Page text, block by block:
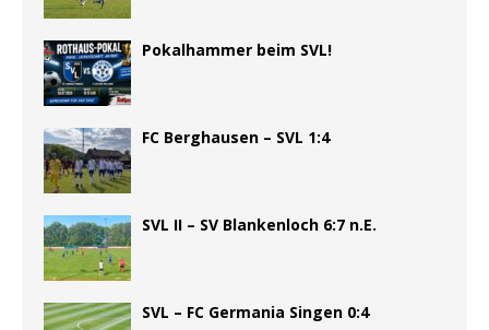
Pokalhammer beim SVL!
FC Berghausen – SVL 1:4
SVL II – SV Blankenloch 6:7 n.E.
SVL – FC Germania Singen 0:4